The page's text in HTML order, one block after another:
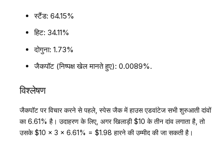
स्टैंड: 64.15%
हिट: 34.11%
दोगुना: 1.73%
जैकपॉट (निष्पक्ष खेल मानते हुए): 0.0089%.
विश्लेषण
जैकपॉट पर विचार करने से पहले, स्पेस जैक में हाउस एडवांटेज सभी शुरुआती दांवों
का 6.61% है। उदाहरण के लिए, अगर खिलाड़ी $10 के तीन दांव लगाता है, तो
उसके $10 × 3 × 6.61% = $1.98 हारने की उम्मीद की जा सकती है।